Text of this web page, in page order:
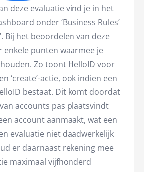
deze evaluatie vind je in het
onder ‘Business Rules’
Bij het beoordelen van deze
enkele punten waarmee je
Zo toont HelloID voor
‘create’-actie, ook indien een
bestaat. Dit komt doordat
accounts pas plaatsvindt
account aanmaakt, wat een
evaluatie niet daadwerkelijk
er daarnaast rekening mee
maximaal vijfhonderd